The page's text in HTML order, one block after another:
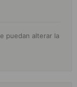
puedan alterar la